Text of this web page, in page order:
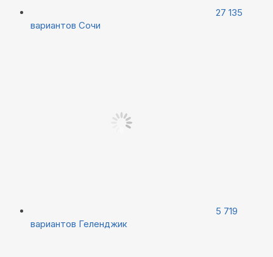
27 135
вариантов Сочи
5 719
вариантов Геленджик